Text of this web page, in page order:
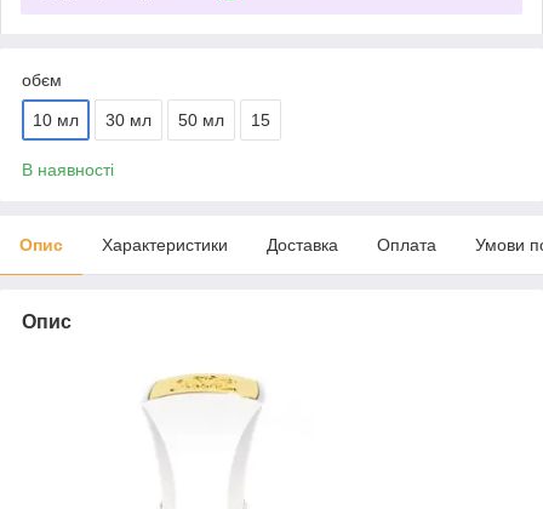
обєм
10 мл 30 мл 50 мл 15
В наявності
Опис Характеристики Доставка Оплата Умови
Опис